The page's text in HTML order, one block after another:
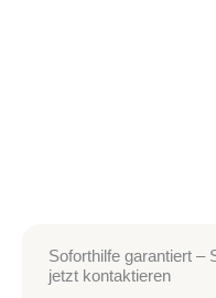
Soforthilfe garantiert –
jetzt kontaktieren